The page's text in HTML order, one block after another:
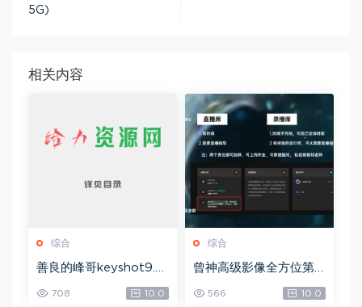
5G)
相关内容
综合
善良的峰哥keyshot9.0
6G)
708 10.0
综合
曾神高级影像全方位第
G)
566 10.0